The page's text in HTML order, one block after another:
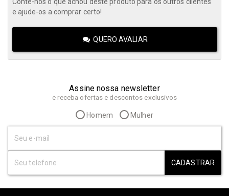
e ajude-os a comprar certo!
QUERO AVALIAR
Assine nossa newsletter
e receba ofertas e descontos exclusivos
Homem Mulher
CADASTRAR